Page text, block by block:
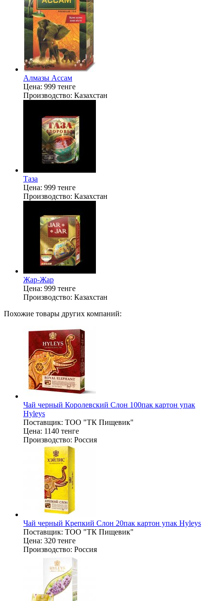
Алмазы Ассам
Цена: 999 тенге
Производство: Казахстан
Таза
Цена: 999 тенге
Производство: Казахстан
Жар-Жар
Цена: 999 тенге
Производство: Казахстан
Похожие товары других компаний:
Чай черный Королевский Слон 100пак картон упак
Hyleys
Поставщик: ТОО "ТК Пищевик"
Цена: 1140 тенге
Производство: Россия
Чай черный Крепкий Слон 20пак картон упак Hyleys
Поставщик: ТОО "ТК Пищевик"
Цена: 320 тенге
Производство: Россия